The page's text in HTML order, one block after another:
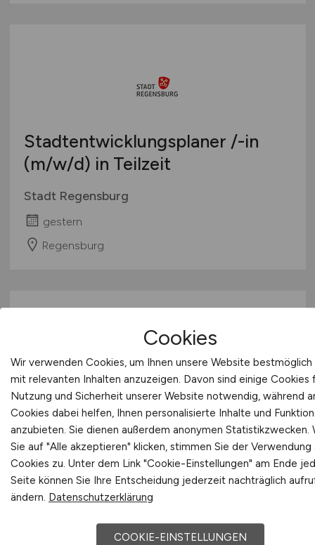
Stadtentwicklungsplaner /-in
(m/w/d) in Teilzeit
Stadt Regensburg
gestern
Regensburg
Bereichsleiter:in
Gebäudenutzung
Stadt Königswinter
gestern
Cookies
Wir verwenden Cookies, um Ihnen unsere Website bestmöglich
mit relevanten Inhalten anzuzeigen. Davon sind einige Cookies
Nutzung und Sicherheit unserer Website notwendig, während
Cookies dabei helfen, Ihnen personalisierte Inhalte und
anzubieten. Sie dienen außerdem anonymen Statistikzwecken.
Sie auf "Alle akzeptieren" klicken, stimmen Sie der Verwendung
Cookies zu. Unter dem Link "Cookie-Einstellungen" am Ende
Seite können Sie Ihre Entscheidung jederzeit nachträglich
ändern. Datenschutzerklärung
COOKIE-EINSTELLUNGEN